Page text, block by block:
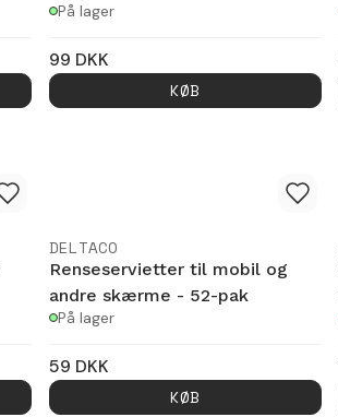
På lager
99 DKK
KØB
DELTACO
Renseservietter til mobil og
andre skærme - 52-pak
På lager
59 DKK
KØB